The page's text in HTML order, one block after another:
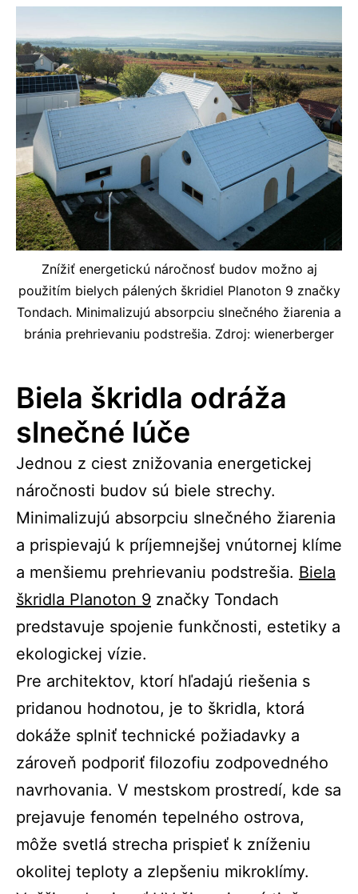
Znížiť energetickú náročnosť budov možno aj
použitím bielych pálených škridiel Planoton 9 značky
Tondach. Minimalizujú absorpciu slnečného žiarenia a
bránia prehrievaniu podstrešia. Zdroj: wienerberger
Biela škridla odráža
slnečné lúče
Jednou z ciest znižovania energetickej
náročnosti budov sú biele strechy.
Minimalizujú absorpciu slnečného žiarenia
a prispievajú k príjemnejšej vnútornej klíme
a menšiemu prehrievaniu podstrešia. Biela
škridla Planoton 9 značky Tondach
predstavuje spojenie funkčnosti, estetiky a
ekologickej vízie.
Pre architektov, ktorí hľadajú riešenia s
pridanou hodnotou, je to škridla, ktorá
dokáže splniť technické požiadavky a
zároveň podporiť filozofiu zodpovedného
navrhovania. V mestskom prostredí, kde sa
prejavuje fenomén tepelného ostrova,
môže svetlá strecha prispieť k zníženiu
okolitej teploty a zlepšeniu mikroklímy.